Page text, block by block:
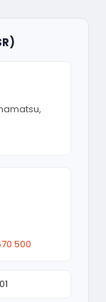
500